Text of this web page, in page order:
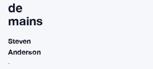
de
mains
Steven
Anderson
·